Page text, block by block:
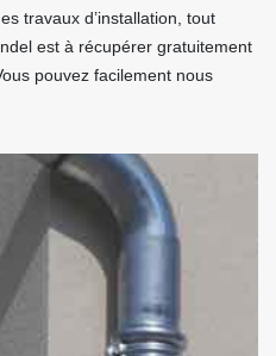
travaux d’installation, tout
est à récupérer gratuitement
pouvez facilement nous